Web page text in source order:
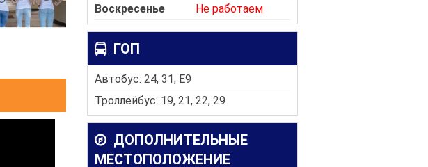
Воскресенье
Не работаем
ГОП
Автобус: 24, 31, E9
Троллейбус: 19, 21, 22, 29
ДОПОЛНИТЕЛЬНЫЕ
МЕСТОПОЛОЖЕНИЕ